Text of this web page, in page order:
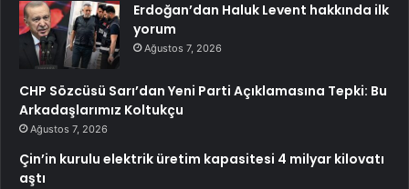
Erdoğan’dan Haluk Levent hakkında ilk
yorum
Ağustos 7, 2026
CHP Sözcüsü Sarı’dan Yeni Parti Açıklamasına Tepki: Bu
Arkadaşlarımız Koltukçu
Ağustos 7, 2026
Çin’in kurulu elektrik üretim kapasitesi 4 milyar kilovatı
aştı